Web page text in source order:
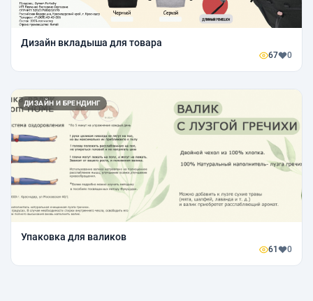
Дизайн вкладыша для товара
67 0
ДИЗАЙН И БРЕНДИНГ
Упаковка для валиков
61 0